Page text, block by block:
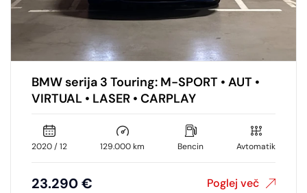
BMW serija 3 Touring: M-SPORT • AUT •
VIRTUAL • LASER • CARPLAY
2020 / 12 129.000 km Bencin Avtomatik
23.290 € Poglej več